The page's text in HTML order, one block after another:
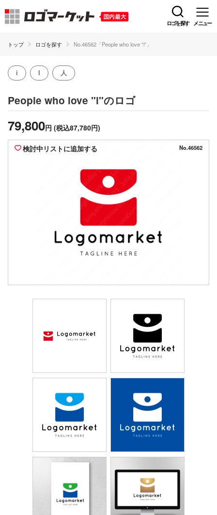
ロゴを探す メニュー
トップ ロゴを探す No.46562「People who love "i"」
i I 人
People who love "i"のロゴ
79,800円 (税込87,780円)
検討中リストに追加する No.46562